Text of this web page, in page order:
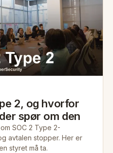
2, og hvorfor
spør om den
SOC 2 Type 2-
avtalen stopper. Her er
styret må ta.